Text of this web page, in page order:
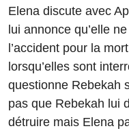
Elena discute avec
lui annonce qu’elle
l’accident pour la
lorsqu’elles sont
questionne Rebekah
pas que Rebekah lui
détruire mais Elena